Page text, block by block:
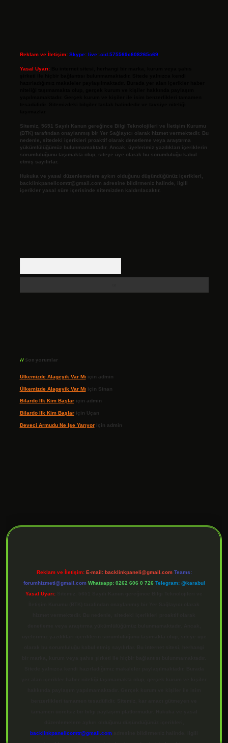
Reklam ve İletişim: Skype: live:.cid.575569c608265c69
Yasal Uyarı:
Sitemiz, 5651 Sayılı Kanun gereğince Bilgi Teknolojileri ve İletişim Kurumu
(BTK) tarafından onaylanmış bir Yer Sağlayıcı olarak hizmet vermektedir. Bu
nedenle, sitedeki içerikleri proaktif olarak denetleme veya araştırma
yükümlülüğümüz bulunmamaktadır. Ancak, üyelerimiz yazdıkları içeriklerin
sorumluluğunu taşımakta olup, siteye üye olarak bu sorumluluğu kabul
etmiş sayılırlar.
Hukuka ve yasal düzenlemelere aykırı olduğunu düşündüğünüz içerikleri,
backlinkpanelicomtr@gmail.com adresine bildirmeniz halinde, ilgili
içerikler yasal süre içerisinde sitemizden kaldırılacaktır.
Son yorumlar
Ülkemizde Alageyik Var Mı için admin
Ülkemizde Alageyik Var Mı için Sinan
Bilardo Ilk Kim Başlariçin admin
Bilardo Ilk Kim Başlariçin Uçan
Deveci Armudu Ne Işe Yarıyoriçin admin
Reklam ve İletişim: E-mail: backlinkpaneli@gmail.com Teams:
forumhizmeti@gmail.com Whatsapp: 0262 606 0 726 Telegram: @karabul
Yasal Uyarı:
backlinkpanelicomtr@gmail.com